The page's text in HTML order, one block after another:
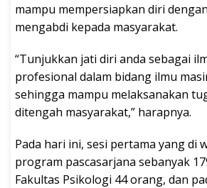
mampu mempersiapkan diri
mengabdi kepada masyarakat.
“Tunjukkan jati diri anda sebagai
profesional dalam bidang ilmu
sehingga mampu melaksanakan
ditengah masyarakat,” harapnya.
Pada hari ini, sesi pertama yang di
program pascasarjana sebanyak
Fakultas Psikologi 44 orang, dan